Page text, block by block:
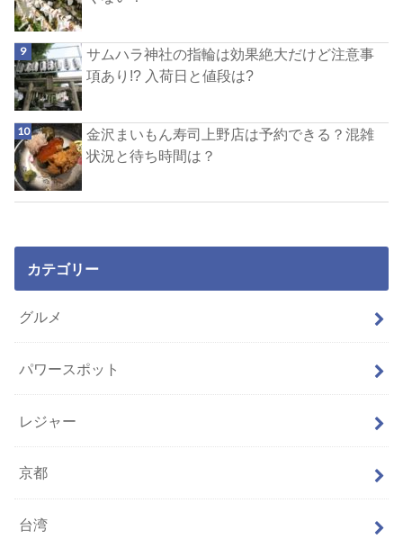
サムハラ神社の指輪は効果絶大だけど注意事
項あり!? 入荷日と値段は?
金沢まいもん寿司上野店は予約できる？混雑
状況と待ち時間は？
カテゴリー
グルメ
パワースポット
レジャー
京都
台湾